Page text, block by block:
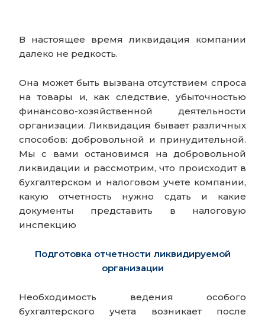
В настоящее время ликвидация компании
далеко не редкость.
Она может быть вызвана отсутствием спроса
на товары и, как следствие, убыточностью
финансово-хозяйственной деятельности
организации. Ликвидация бывает различных
способов: добровольной и принудительной.
Мы с вами остановимся на добровольной
ликвидации и рассмотрим, что происходит в
бухгалтерском и налоговом учете компании,
какую отчетность нужно сдать и какие
документы представить в налоговую
инспекцию
Подготовка отчетности ликвидируемой
организации
Необходимость ведения особого
бухгалтерского учета возникает после